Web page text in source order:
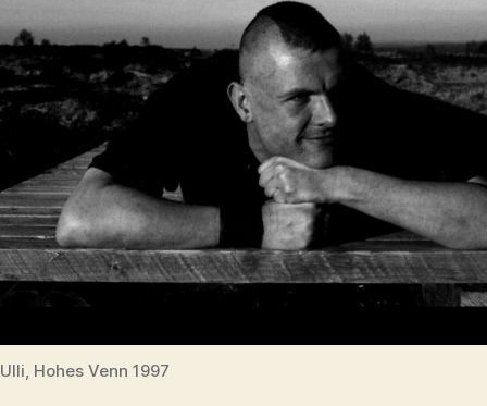
Ulli, Hohes Venn 1997